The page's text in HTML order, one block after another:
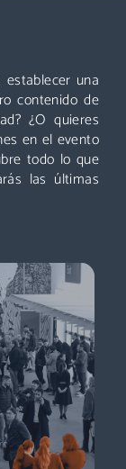
establecer una
contenido de
¿O quieres
en el evento
todo lo que
las últimas
te quedes
las áreas
el evento
impulsar tu